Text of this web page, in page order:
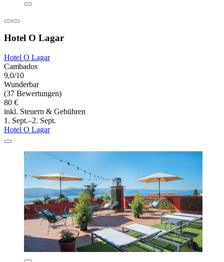
Hotel O Lagar
Hotel O Lagar
Cambados
9,0/10
Wunderbar
(37 Bewertungen)
80 €
inkl. Steuern & Gebühren
1. Sept.–2. Sept.
Hotel O Lagar